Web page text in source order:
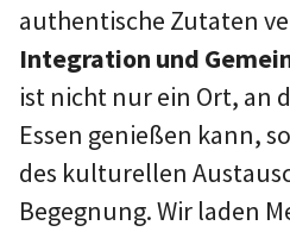
authentische Zutaten
Integration und
ist nicht nur ein Ort, an
Essen genießen kann,
des kulturellen
Begegnung. Wir laden